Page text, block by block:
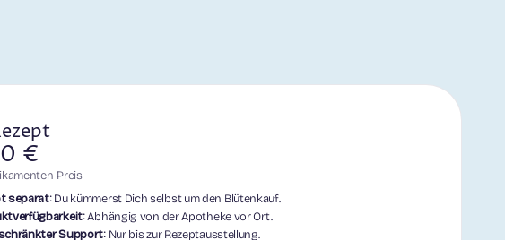
€
Preis
separat:Du kümmerst Dich selbst um den Blütenkauf.
Abhängig von der Apotheke vor Ort.
Support:Nur bis zur Rezeptausstellung.